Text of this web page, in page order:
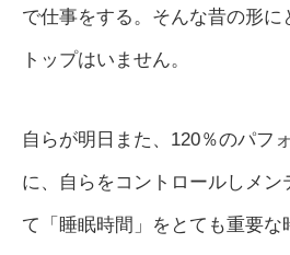
で仕事をする。そんな昔の形に
トップはいません。
自らが明日また、120％のパフ
に、自らをコントロールしメン
て「睡眠時間」をとても重要な